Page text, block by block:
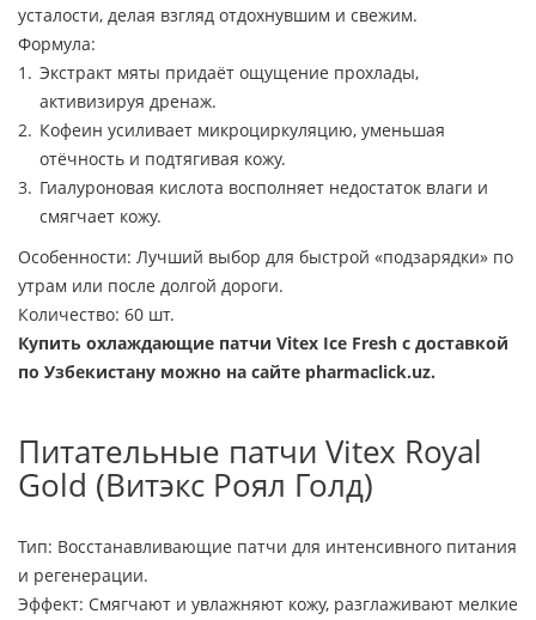
усталости, делая взгляд отдохнувшим и свежим.
Формула:
Экстракт мяты придаёт ощущение прохлады,
активизируя дренаж.
Кофеин усиливает микроциркуляцию, уменьшая
отёчность и подтягивая кожу.
Гиалуроновая кислота восполняет недостаток влаги и
смягчает кожу.
Особенности: Лучший выбор для быстрой «подзарядки» по
утрам или после долгой дороги.
Количество: 60 шт.
Купить охлаждающие патчи Vitex Ice Fresh с доставкой
по Узбекистану можно на сайте pharmaclick.uz.
Питательные патчи Vitex Royal
Gold (Витэкс Роял Голд)
Тип: Восстанавливающие патчи для интенсивного питания
и регенерации.
Эффект: Смягчают и увлажняют кожу, разглаживают мелкие